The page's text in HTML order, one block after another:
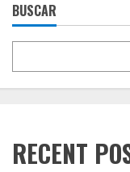
BUSCAR
RECENT